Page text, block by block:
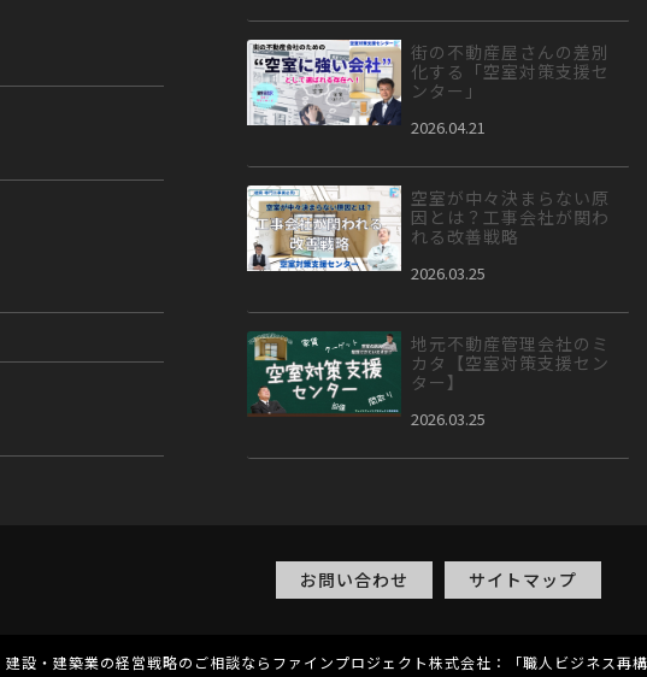
街の不動産屋さんの差別
化する「空室対策支援セ
ンター」
2026.04.21
空室が中々決まらない原
因とは？工事会社が関わ
れる改善戦略
2026.03.25
地元不動産管理会社のミ
カタ【空室対策支援セン
ター】
2026.03.25
お問い合わせ サイトマップ
建設・建築業の経営戦略のご相談ならファインプロジェクト株式会社：「職人ビジネス再構